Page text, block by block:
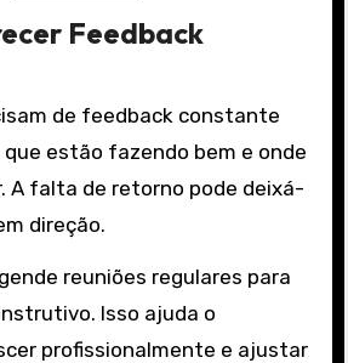
Feedback
de feedback constante
estão fazendo bem e onde
A falta de retorno pode deixá-
direção.
reuniões regulares para
Isso ajuda o
profissionalmente e ajustar